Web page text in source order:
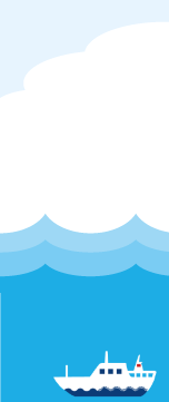
■キャンセルや返品
当店では商
き、返品
りません。
□お客様都合による
【対応条件】商品
【返金方法】クレ
行います。
詳細についてはご